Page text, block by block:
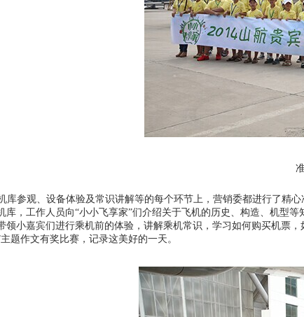
库参观、设备体验及常识讲解等的每个环节上，营销委都进行了精
库，工作人员向“小小飞享家”们介绍关于飞机的历史、构造、机型
领小嘉宾们进行乘机前的体验，讲解乘机常识，学习如何购买机票
题作文有奖比赛，记录这美好的一天。